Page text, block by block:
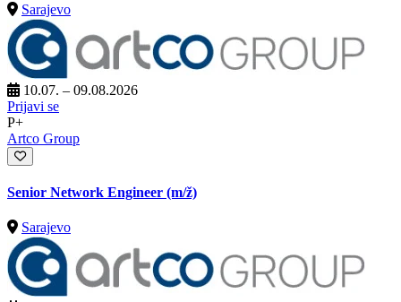
Sarajevo
10.07. – 09.08.2026
Prijavi se
P+
Artco Group
Senior Network Engineer (m/ž)
Sarajevo